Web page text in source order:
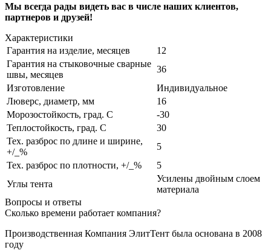
Мы всегда рады видеть вас в числе наших клиентов,
партнеров и друзей!
Характеристики
Гарантия на изделие, месяцев
12
Гарантия на стыковочные сварные
швы, месяцев
36
Изготовление
Индивидуальное
Люверс, диаметр, мм
16
Морозостойкость, град. С
-30
Теплостойкость, град. С
30
Тех. разброс по длине и ширине,
+/_%
5
Тех. разброс по плотности, +/_%
5
Углы тента
Усилены двойным слоем
материала
Вопросы и ответы
Сколько времени работает компания?
Производственная Компания ЭлитТент была основана в 2008
году